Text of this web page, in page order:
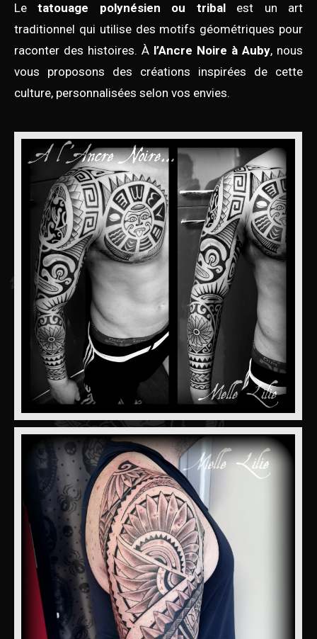
Letatouage polynésien ou tribalest un art
traditionnel qui utilise des motifs géométriques pour
raconter des histoires. À l’Ancre Noire à Auby, nous
vous proposons des créations inspirées de cette
culture, personnalisées selon vos envies.